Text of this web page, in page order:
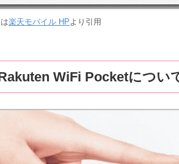
楽天モバイル HP より引用
WiFi Pocketについ